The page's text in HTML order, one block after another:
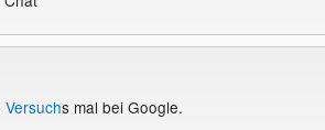
Versuchs mal bei Google.